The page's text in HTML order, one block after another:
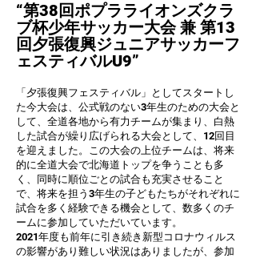
“第38回ポプラライオンズクラ
ブ杯少年サッカー大会 兼 第13
回夕張復興ジュニアサッカーフ
ェスティバルU9”
「夕張復興フェスティバル」としてスタートし
た今大会は、公式戦のない3年生のための大会と
して、全道各地から有力チームが集まり、白熱
した試合が繰り広げられる大会として、12回目
を迎えました。この大会の上位チームは、将来
的に全道大会で北海道トップを争うことも多
く、同時に順位ごとの試合も充実させること
で、将来を担う3年生の子どもたちがそれぞれに
試合を多く経験できる機会として、数多くのチ
ームに参加していただいています。
​2021年度も前年に引き続き新型コロナウィルス
の影響があり難しい状況はありましたが、参加